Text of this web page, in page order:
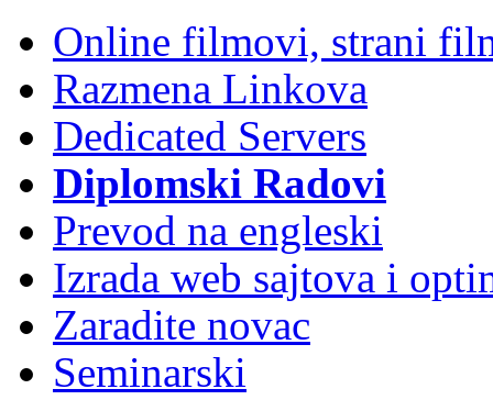
Online filmovi, strani
Razmena Linkova
Dedicated Servers
Diplomski Radovi
Prevod na engleski
Izrada web sajtova i
Zaradite novac
Seminarski